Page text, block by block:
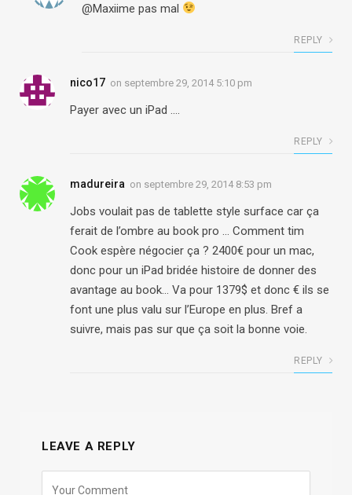
@Maxiime pas mal
REPLY
nico17 on septembre 29, 2014 5:10 pm
Payer avec un iPad ….
REPLY
madureira on septembre 29, 2014 8:53 pm
Jobs voulait pas de tablette style surface car ça
ferait de l’ombre au book pro … Comment tim
Cook espère négocier ça ? 2400€ pour un mac,
donc pour un iPad bridée histoire de donner des
avantage au book… Va pour 1379$ et donc € ils se
font une plus valu sur l’Europe en plus. Bref a
suivre, mais pas sur que ça soit la bonne voie.
REPLY
LEAVE A REPLY